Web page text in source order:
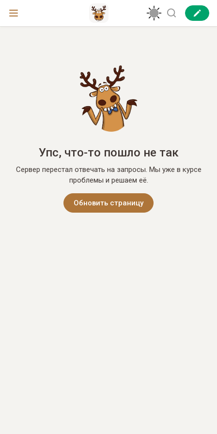
Упс, что-то пошло не так
Сервер перестал отвечать на запросы. Мы уже в курсе
проблемы и решаем её.
Обновить страницу